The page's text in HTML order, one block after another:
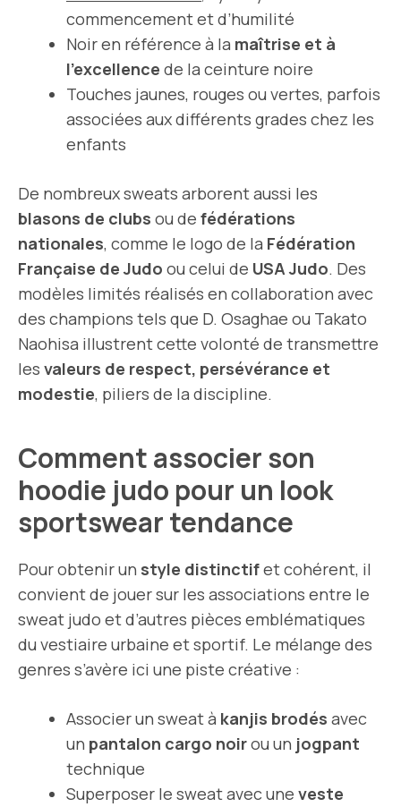
commencement et d’humilité
Noir en référence à la maîtrise et à
l’excellence de la ceinture noire
Touches jaunes, rouges ou vertes, parfois
associées aux différents grades chez les
enfants
De nombreux sweats arborent aussi les
blasons de clubs ou de fédérations
nationales, comme le logo de la Fédération
Française de Judo ou celui de USA Judo. Des
modèles limités réalisés en collaboration avec
des champions tels que D. Osaghae ou Takato
Naohisa illustrent cette volonté de transmettre
les valeurs de respect, persévérance et
modestie, piliers de la discipline.
Comment associer son
hoodie judo pour un look
sportswear tendance
Pour obtenir un style distinctifet cohérent, il
convient de jouer sur les associations entre le
sweat judo et d’autres pièces emblématiques
du vestiaire urbaine et sportif. Le mélange des
genres s’avère ici une piste créative :
Associer un sweat à kanjis brodés avec
un pantalon cargo noirou un jogpant
technique
Superposer le sweat avec une veste